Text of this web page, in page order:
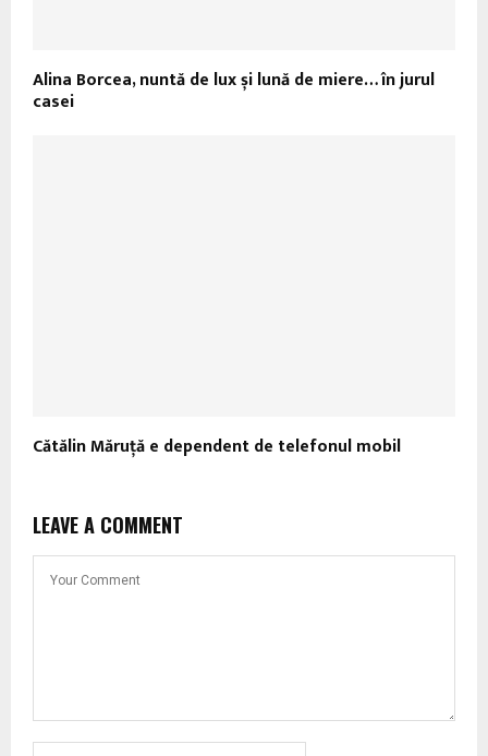
Alina Borcea, nuntă de lux și lună de miere… în jurul
casei
Cătălin Măruță e dependent de telefonul mobil
LEAVE A COMMENT